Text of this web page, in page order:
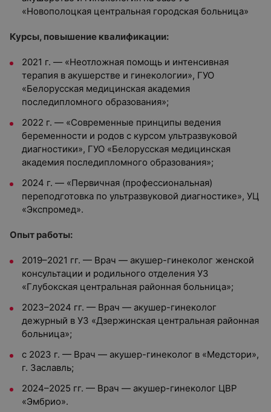
«Новополоцкая центральная городская больница»
Курсы, повышение квалификации:
2021 г. — «Неотложная помощь и интенсивная
терапия в акушерстве и гинекологии», ГУО
«Белорусская медицинская академия
последипломного образования»;
2022 г. — «Современные принципы ведения
беременности и родов с курсом ультразвуковой
диагностики», ГУО «Белорусская медицинская
академия последипломного образования»;
2024 г. — «Первичная (профессиональная)
переподготовка по ультразвуковой диагностике», УЦ
«Экспромед».
Опыт работы:
2019–2021 гг. — Врач — акушер-гинеколог женской
консультации и родильного отделения УЗ
«Глубокская центральная районная больница»;
2023–2024 гг. — Врач — акушер-гинеколог
дежурный в УЗ «Дзержинская центральная районная
больница»;
с 2023 г. — Врач — акушер-гинеколог в «Медстори»,
г. Заславль;
2024–2025 гг. — Врач — акушер-гинеколог ЦВР
«Эмбрио».